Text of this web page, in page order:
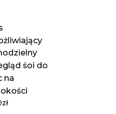
śoi do
na
zł